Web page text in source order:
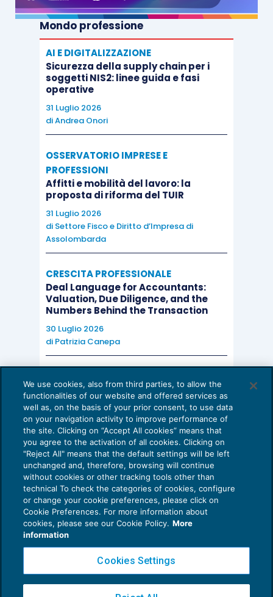
Mondo professione
AI E DIGITALIZZAZIONE
Sicurezza della supply chain per i
soggetti NIS2: linee guida e fasi
operative
31 Luglio 2026
diAndrea Onori
OSSERVATORIO IMPRESE E
PROFESSIONI
Affitti e mobilità del lavoro: la
proposta di riforma del TUIR
31 Luglio 2026
di Settore Fisco e Diritto d’Impresa di
Assolombarda
CRESCITA PROFESSIONALE
Deal Language for Accountants:
Valuation, Due Diligence, and the
Numbers Behind the Transaction
30 Luglio 2026
di Patrizia Canepa
EU AI Act e studi professionali: le
scadenze concrete
27 Luglio 2026
di Diego BarberieStefano Dovier
Privacy Policy
Cookie Policy
Copyright 2016 ©Gruppo Euroconference S.p.A.v2.32.3
We use cookies, also from third parties, to allow the
functionalities of our website and offered services as
well as, on the basis of your prior consent, to use data
on your navigation activity to improve performance of
the site. Clicking on “Accept All cookies” means that
you agree to the activation of all cookies. Clicking on
"Reject All" means that the default settings will be left
unchanged and, therefore, browsing will continue
without cookies or other tracking tools other than
technical To check the categories of cookies, configure
or change your cookie preferences, please click on
Cookie Preferences. For more information about
cookies, please see our Cookie Policy. More
information
Cookies Settings